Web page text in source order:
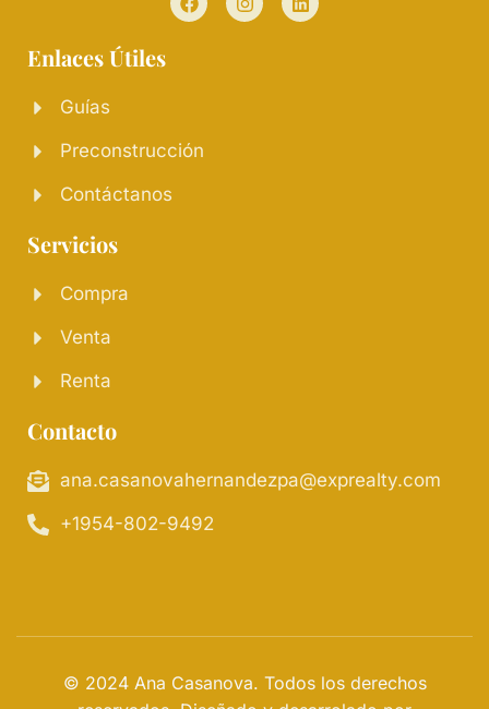
Enlaces Útiles
Guías
Preconstrucción
Contáctanos
Servicios
Compra
Venta
Renta
Contacto
ana.casanovahernandezpa@exprealty.com
+1954-802-9492
© 2024 Ana Casanova. Todos los derechos